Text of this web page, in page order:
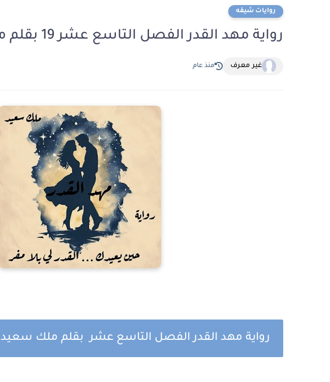
روايات شيقه
رواية مهد القدر الفصل التاسع عشر 19 بقلم ملك سعيد
غير معرف منذ عام
رواية مهد القدر الفصل التاسع عشر بقلم ملك سعيد